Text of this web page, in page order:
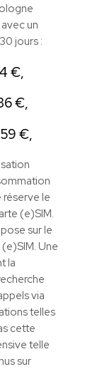
un
jours :
€,
€,
€,
réserve le
(e)SIM.
sur le
Une
la
via
telles
cette
telle
sur